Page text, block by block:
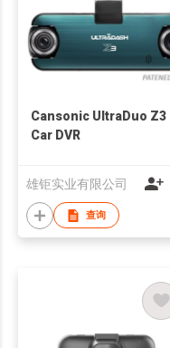
Cansonic UltraDuo Z3
Car DVR
雄钜实业有限公司
查询